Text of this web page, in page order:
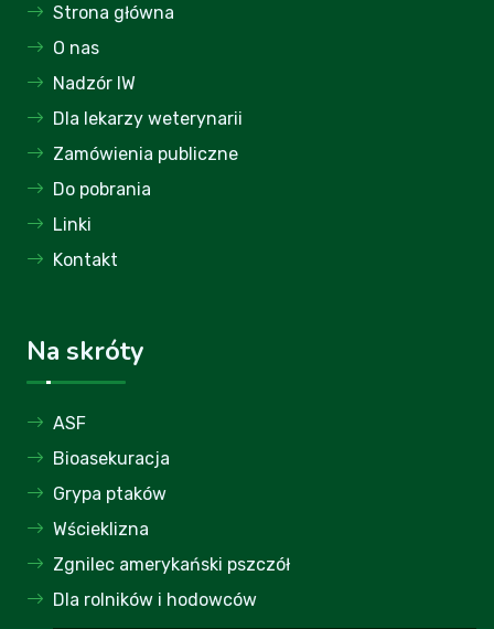
Strona główna
O nas
Nadzór IW
Dla lekarzy weterynarii
Zamówienia publiczne
Do pobrania
Linki
Kontakt
Na skróty
ASF
Bioasekuracja
Grypa ptaków
Wścieklizna
Zgnilec amerykański pszczół
Dla rolników i hodowców